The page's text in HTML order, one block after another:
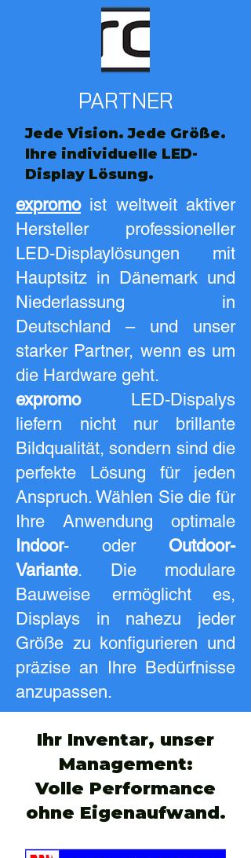
PARTNER
Jede Vision. Jede Größe.
Ihre individuelle LED-
Display Lösung.
expromo ist weltweit aktiver
Hersteller professioneller
LED-Displaylösungen mit
Hauptsitz in Dänemark und
Niederlassung in
Deutschland – und unser
starker Partner, wenn es um
die Hardware geht.
expromo LED-Dispalys
liefern nicht nur brillante
Bildqualität, sondern sind die
perfekte Lösung für jeden
Anspruch. Wählen Sie die für
Ihre Anwendung optimale
Indoor- oder Outdoor-
Variante. Die modulare
Bauweise ermöglicht es,
Displays in nahezu jeder
Größe zu konfigurieren und
präzise an Ihre Bedürfnisse
anzupassen.
Ihr Inventar, unser
Management:
Volle Performance
ohne Eigenaufwand.